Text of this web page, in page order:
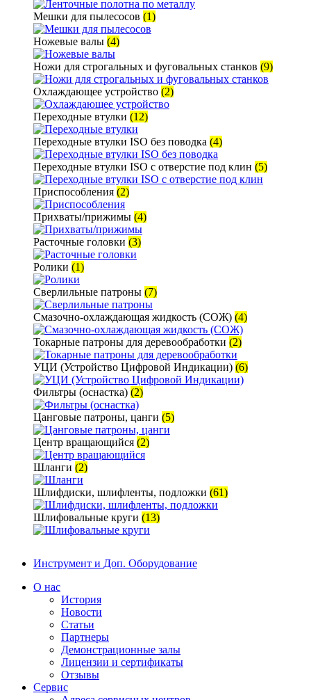
Мешки для пылесосов (1)
Ножевые валы (4)
Ножи для строгальных и фуговальных станков (9)
Охлаждающее устройство (2)
Переходные втулки (12)
Переходные втулки ISO без поводка (4)
Переходные втулки ISO с отверстие под клин (5)
Приспособления (2)
Прихваты/прижимы (4)
Расточные головки (3)
Ролики (1)
Сверлильные патроны (7)
Смазочно-охлаждающая жидкость (СОЖ) (4)
Токарные патроны для деревообработки (2)
УЦИ (Устройство Цифровой Индикации) (6)
Фильтры (оснастка) (2)
Цанговые патроны, цанги (5)
Центр вращающийся (2)
Шланги (2)
Шлифдиски, шлифленты, подложки (61)
Шлифовальные круги (13)
Инструмент и Доп. Оборудование
О нас
История
Новости
Статьи
Партнеры
Демонстрационные залы
Лицензии и сертификаты
Отзывы
Сервис